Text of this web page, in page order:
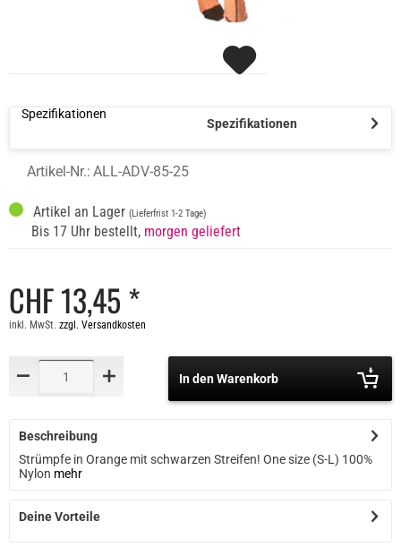
Spezifikationen
Spezifikationen
Artikel-Nr.: ALL-ADV-85-25
Artikel an Lager (Lieferfrist 1-2 Tage)
Bis 17 Uhr bestellt, morgen geliefert
CHF 13,45 *
inkl. MwSt. zzgl. Versandkosten
In den Warenkorb
Beschreibung
Strümpfe in Orange mit schwarzen Streifen! One size (S-L) 100%
Nylon mehr
Deine Vorteile